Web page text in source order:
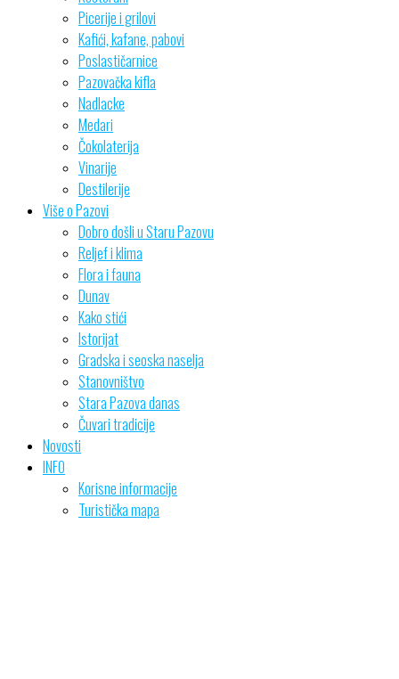
Picerije i grilovi
Kafići, kafane, pabovi
Poslastičarnice
Pazovačka kifla
Nadlacke
Medari
Čokolaterija
Vinarije
Destilerije
Više o Pazovi
Dobro došli u Staru Pazovu
Reljef i klima
Flora i fauna
Dunav
Kako stići
Istorijat
Gradska i seoska naselja
Stanovništvo
Stara Pazova danas
Čuvari tradicije
Novosti
INFO
Korisne informacije
Turistička mapa